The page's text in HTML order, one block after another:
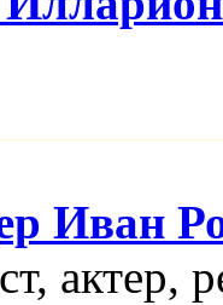
Иван
актер,